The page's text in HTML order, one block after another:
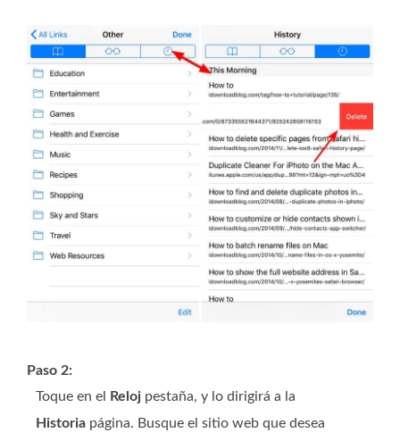
Paso 2:
Toque en el
Reloj pestaña, y lo dirigirá a la
Historia página. Busque el sitio web que desea